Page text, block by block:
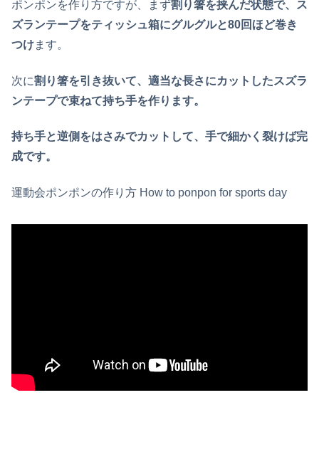
ポンポンを作り方ですが、まず割り箸を挟んだ状態で、ス
ズランテープをティッシュ箱にグルグルと80回ほど巻き
つけます。
次に割り箸を引き抜いて、適当な長さにカットしたスズラ
ンテープで束ねて持ち手を作ります。
持ち手と逆側をはさみでカットして、手で細かく裂けば完
成です。
運動会ポンポンの作り方 How to ponpon for sports day